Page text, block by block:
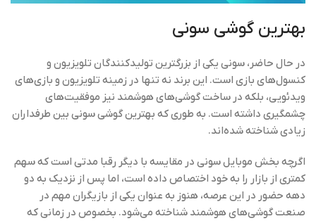
بهترین گوشی سونی
در حال حاضر، سونی یکی از بزرگترین تولیدکنندگان تلویزیون و
کنسول‌های بازی است. این برند نه تنها در زمینه تلویزیون و بازی‌های
ویدئویی، بلکه در ساخت گوشی‌های هوشمند نیز موفقیت‌های
چشمگیری داشته است. به طوری که بهترین گوشی سونی بین طرفداران
زیادی شناخته شده‌اند.
اگرچه بخش موبایل سونی در مقایسه با دیگر رقبا مدتی است که سهم
کمتری از بازار را به خود اختصاص داده است، اما پس از نزدیک به دو
دهه حضور در این عرصه، هنوز به عنوان یکی از بازیگران مهم در
صنعت گوشی‌های هوشمند شناخته می‌شود. بخصوص در زمانی که